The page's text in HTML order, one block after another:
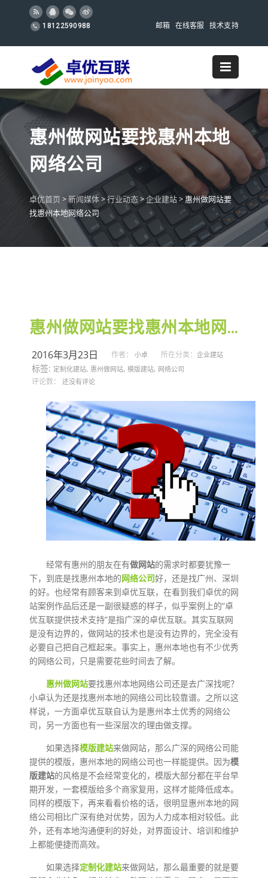
18122590988 邮箱 在线客服 技术支持
惠州做网站要找惠州本地
网络公司
卓优首页 >新闻媒体>行业动态>企业建站> 惠州做网站要
找惠州本地网络公司
惠州做网站要找惠州本地网络公司
2016年3月23日 作者： 小卓 所在分类： 企业建站
标签: 定制化建站, 惠州做网站, 模版建站, 网络公司
评论数： 还没有评论
经常有惠州的朋友在有做网站的需求时都要犹豫一
下，到底是找惠州本地的网络公司好，还是找广州、深圳
的好。也经常有顾客来到卓优互联，在看到我们卓优的网
站案例作品后还是一副很疑惑的样子，似乎案例上的“卓
优互联提供技术支持”是指广深的卓优互联。其实互联网
是没有边界的，做网站的技术也是没有边界的，完全没有
必要自己把自己框起来。事实上，惠州本地也有不少优秀
的网络公司，只是需要花些时间去了解。
惠州做网站要找惠州本地网络公司还是去广深找呢？
小卓认为还是找惠州本地的网络公司比较靠谱。之所以这
样说，一方面卓优互联自认为是惠州本土优秀的网络公
司，另一方面也有一些深层次的理由做支撑。
如果选择模版建站来做网站，那么广深的网络公司能
提供的模版，惠州本地的网络公司也一样能提供。因为模
版建站的风格是不会经常变化的，模版大部分都在平台早
期开发，一套模版给多个商家复用，这样才能降低成本。
同样的模版下，再来看看价格的话，很明显惠州本地的网
络公司相比广深有绝对优势，因为人力成本相对较低。此
外，还有本地沟通便利的好处，对界面设计、培训和维护
上都能便捷而高效。
如果选择定制化建站来做网站，那么最重要的就是要